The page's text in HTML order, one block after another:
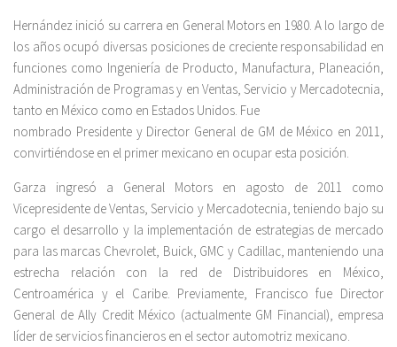
Hernández inició su carrera en General Motors en 1980. A lo largo de
los años ocupó diversas posiciones de creciente responsabilidad en
funciones como Ingeniería de Producto, Manufactura, Planeación,
Administración de Programas y en Ventas, Servicio y Mercadotecnia,
tanto en México como en Estados Unidos. Fue
nombrado Presidente y Director General de GM de México en 2011,
convirtiéndose en el primer mexicano en ocupar esta posición.
Garza ingresó a General Motors en agosto de 2011 como
Vicepresidente de Ventas, Servicio y Mercadotecnia, teniendo bajo su
cargo el desarrollo y la implementación de estrategias de mercado
para las marcas Chevrolet, Buick, GMC y Cadillac, manteniendo una
estrecha relación con la red de Distribuidores en México,
Centroamérica y el Caribe. Previamente, Francisco fue Director
General de Ally Credit México (actualmente GM Financial), empresa
líder de servicios financieros en el sector automotriz mexicano.